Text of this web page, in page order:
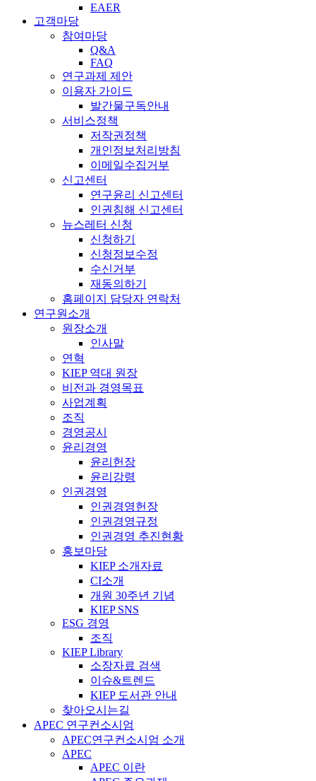
EAER
고객마당
참여마당
Q&A
FAQ
연구과제 제안
이용자 가이드
발간물구독안내
서비스정책
저작권정책
개인정보처리방침
이메일수집거부
신고센터
연구윤리 신고센터
인권침해 신고센터
뉴스레터 신청
신청하기
신청정보수정
수신거부
재동의하기
홈페이지 담당자 연락처
연구원소개
원장소개
인사말
연혁
KIEP 역대 원장
비전과 경영목표
사업계획
조직
경영공시
윤리경영
윤리헌장
윤리강령
인권경영
인권경영헌장
인권경영규정
인권경영 추진현황
홍보마당
KIEP 소개자료
CI소개
개원 30주년 기념
KIEP SNS
ESG 경영
조직
KIEP Library
소장자료 검색
이슈&트렌드
KIEP 도서관 안내
찾아오시는길
APEC 연구컨소시엄
APEC연구컨소시엄 소개
APEC
APEC 이란